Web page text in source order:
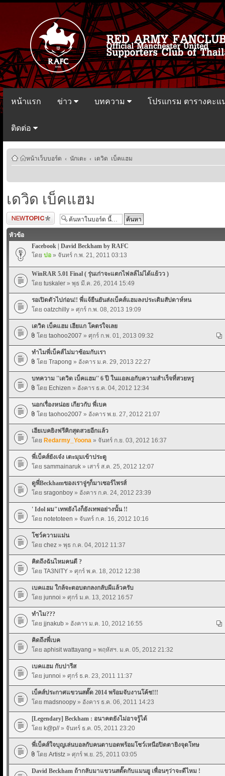
หน้าแรก ข่าว บทความ โปรแกรม ตารางคะ
ติดต่อ
หน้าเว็บบอร์ด ‹ นักเตะ ‹ เดวิด เบ็คแฮม
เดวิด เบ็คแฮม
ตั้งกระทู้ใหม่
หัวข้อ
Facebook | David Beckham by RAFC
โดย ปอ » จันทร์ ก.พ. 21, 2011 03:13
WinRAR 5.01 Final ( รุ่นเก่าจะแตกไฟลล์ไม่ได้แย้วว )
โดย tuskaler » พุธ มี.ค. 26, 2014 15:49
รอเปิดตัวไปก่อน!! พี่แจ้ยืนยันส่งเบ็คส์แฮมลงประเดิมสัปดาห์หน
โดย oatzchilly » ศุกร์ ก.พ. 08, 2013 19:09
เดวิด เบ็คแฮม เฮียแก โคตรใจเลย
โดย taohoo2007 » ศุกร์ ก.พ. 01, 2013 09:32
ทำไมพี่เบ็คส์ไม่มาซ้อมกับเรา
โดย Trapong » อังคาร ม.ค. 29, 2013 22:27
บทความ ''เดวิด เบ็คแฮม'' 6 ปี ในแอลเอกับความสำเร็จที่สวยหรู
โดย Echizen » อังคาร ธ.ค. 04, 2012 12:34
นอกเรื่องหน่อย เกียวกับ พี่เบค
โดย taohoo2007 » อังคาร พ.ย. 27, 2012 21:07
เฮียเบคยิงฟรีคิกสุดสวยอีกแล้ว
โดย Redarmy_Yoona » จันทร์ ก.ย. 03, 2012 16:37
พี่เบ็คส์ยังเจ๋ง เตะมุมเข้าประตู
โดย sammainaruk » เสาร์ ส.ค. 25, 2012 12:07
ดูพี่Beckhamของเราจู่ๆก็มาเซอร์ไพรส์
โดย sragonboy » อังคาร ก.ค. 24, 2012 23:39
' Idol ผม"เทพยังไงก็ยังเทพอย่างนั้น !!
โดย notetoteen » จันทร์ ก.ค. 16, 2012 10:16
โชว์ความแม่น
โดย chez » พุธ ก.ค. 04, 2012 11:37
คิดถึงฉันไหมคนดี ?
โดย TA3NITY » ศุกร์ พ.ค. 18, 2012 12:38
เบคแฮม ใกล้จะตอบตกลงกลับผีแล้วครับ
โดย junnoi » ศุกร์ ม.ค. 13, 2012 16:57
ทำไม???
โดย jjnakub » อังคาร ม.ค. 10, 2012 16:55
คิดถึงพี่เบค
โดย aphisit wattayang » พฤหัสฯ. ม.ค. 05, 2012 21:32
เบคแฮม กับปารีส
โดย junnoi » ศุกร์ ธ.ค. 23, 2011 11:37
เบ็คส์ประกาศแขวนสตั๊ด 2014 พร้อมจับงานโค้ช!!!
โดย madsnoopy » อังคาร ธ.ค. 06, 2011 14:23
[Legendary] Beckham : อนาคตยังไม่อาจรู้ได้
โดย k@p//» จันทร์ ธ.ค. 05, 2011 23:20
พี่เบ็คส์ใจบุญเล่นบอลกับคนตาบอดพร้อมโชว์เหนือปิดตายิงจุดโทษ
โดย Artistz » ศุกร์ พ.ย. 25, 2011 03:05
David Beckham ถ้ากลับมาแขวนสตั๊ดกับแมนยู เพื่อนๆว่าจะดีไหม !